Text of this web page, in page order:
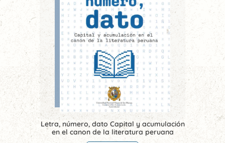
Letra, número, dato Capital y acumulación
en el canon de la literatura peruana